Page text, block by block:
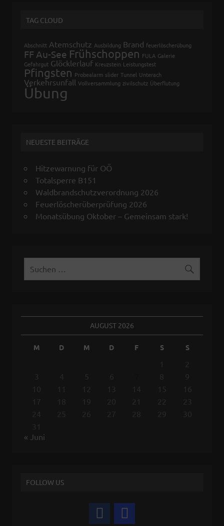
TAG CLOUD
Abschnitt Atemschutz Ausbildung Brand feuerlöscherübung
FF Au-See Frühschoppen FULA Galerie
Gefahrgut Glöcklerlauf Kreuzstein Leistungstest
Pfingsten Probealarm slider Tunnel Unterach
Verkehrsunfall Vollversammlung zivilschutz Überflutung
Übung
NEUESTE BEITRÄGE
Hitzewarnung für OÖ
Totalsperre B151
Waldbrandschutzverordnung 2026
Feuerlöscherüberprüfung 2026
Monatsübung Oktober – Gemeinsam stark!
AUGUST 2026
M D M D F S S
« Juni
FOLLOW US